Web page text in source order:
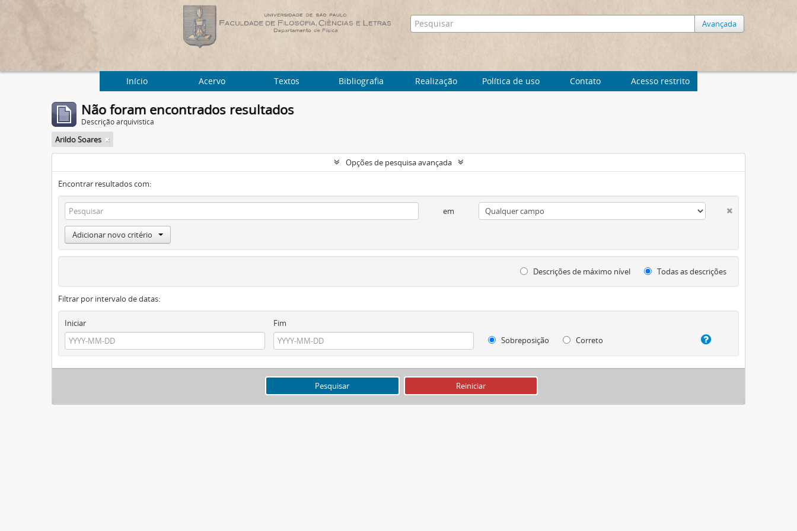
Avançada
Início Acervo Textos Bibliografia Realização Política de uso Contato Acesso restrito
Não foram encontrados resultados
Descrição arquivística
Arildo Soares
Opções de pesquisa avançada
Encontrar resultados com:
em
Adicionar novo critério
Descrições de máximo nível Todas as descrições
Filtrar por intervalo de datas:
Iniciar
Fim
Sobreposição
Correto